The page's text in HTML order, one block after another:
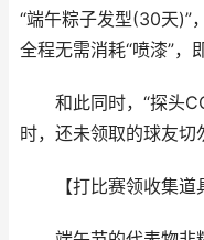
“端午粽子发型(30天)”
全程无需消耗“喷漆”，
和此同时，“探头
时，还未领取的球友切
【打比赛领收集道具